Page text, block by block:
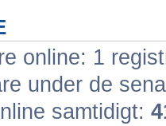
online: 1
under de
samtidigt: